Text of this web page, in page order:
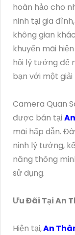
hoàn hảo cho
ninh tại gia
không gian
khuyến mãi
hội lý tưởng để
bạn với một
Camera Quan
được bán tại
mãi hấp dẫn.
ninh lý tưởng,
năng thông
sử dụng.
Ưu Đãi Tại An
Hiện tại,An